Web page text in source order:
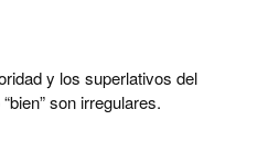
y los superlativos del
son irregulares.